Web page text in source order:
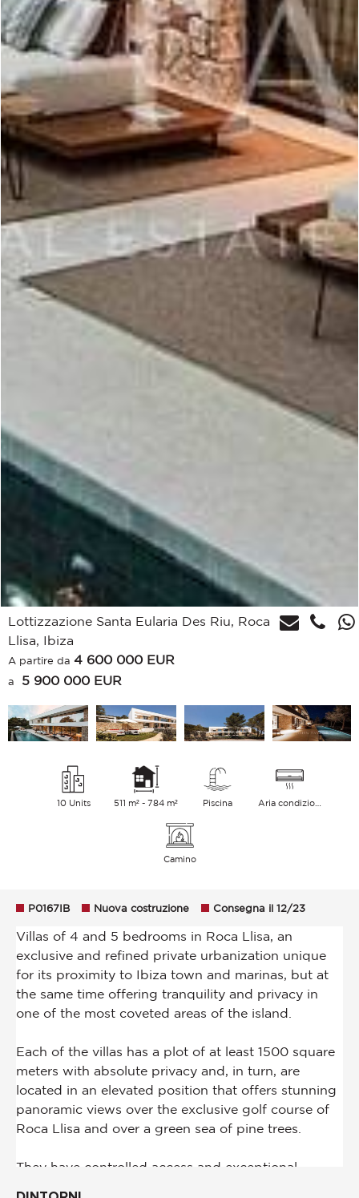
Lottizzazione Santa Eularia Des Riu, Roca
Llisa, Ibiza
A partire da 4 600 000 EUR
a 5 900 000 EUR
10 Units 511 m² - 784 m² Piscina Aria condizionata
Camino
P0167IB Nuova costruzione Consegna il 12/23